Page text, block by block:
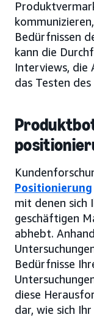
Bedürfnissen
kann die
Interviews, die
das Testen
Positionierung
mit denen sich
geschäftigen
abhebt.
Bedürfnisse
diese
dar, wie sich